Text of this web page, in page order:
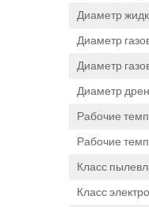
Диаметр
Диаметр
Диаметр
Диаметр
Рабочие
Рабочие
Класс
Класс